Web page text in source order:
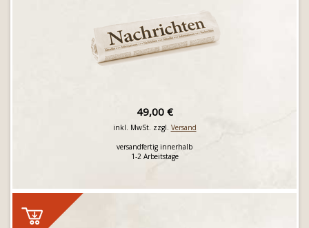
49,00 €
inkl. MwSt. zzgl. Versand
versandfertig innerhalb
1-2 Arbeitstage